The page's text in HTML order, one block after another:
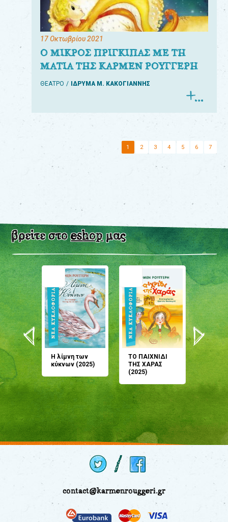
17 Οκτωβρίου 2021
Ο ΜΙΚΡΟΣ ΠΡΙΓΚΙΠΑΣ ΜΕ ΤΗ
ΜΑΤΙΑ ΤΗΣ ΚΑΡΜΕΝ ΡΟΥΓΓΕΡΗ
ΘΕΑΤΡΟ ΙΔΡΥΜΑ Μ. ΚΑΚΟΓΙΑΝΝΗΣ
1 2 3 4 5 6 7
βρείτε στοeshopμας
Η λίμνη των
κύκνων (2025)
ΤΟ ΠΑΙΧΝΙΔΙ
ΤΗΣ ΧΑΡΑΣ
(2025)
μου;
(2024)
contact@karmenrouggeri.gr